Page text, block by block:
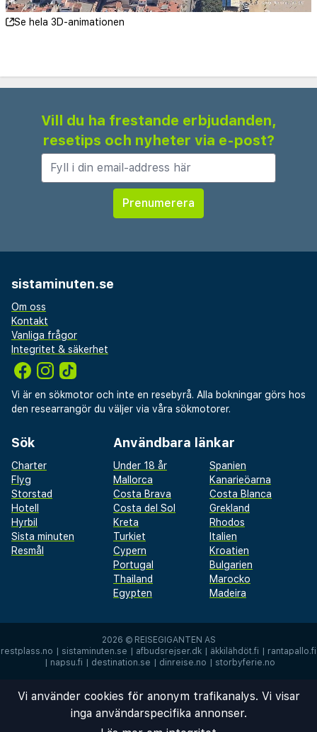
Se hela 3D-animationen
Vill du ha frestande erbjudanden,
resetips och nyheter via e-post?
sistaminuten.se
Om oss
Kontakt
Vanliga frågor
Integritet & säkerhet
Vi är en sökmotor och inte en resebyrå. Alla bokningar görs hos
den researrangör du väljer via våra sökmotorer.
Sök
Charter
Flyg
Storstad
Hotell
Hyrbil
Sista minuten
Resmål
Användbara länkar
Under 18 år
Spanien
Mallorca
Kanarieöarna
Costa Brava
Costa Blanca
Costa del Sol
Grekland
Kreta
Rhodos
Turkiet
Italien
Cypern
Kroatien
Portugal
Bulgarien
Thailand
Marocko
Egypten
Madeira
2026 © REISEGIGANTEN AS
restplass.no
sistaminuten.se afbudsrejser.dk äkkilähdöt.fi
rantapallo.fi
napsu.fi destination.se dinreise.no storbyferie.no
Vi använder cookies för anonym trafikanalys. Vi visar
inga användarspecifika annonser.